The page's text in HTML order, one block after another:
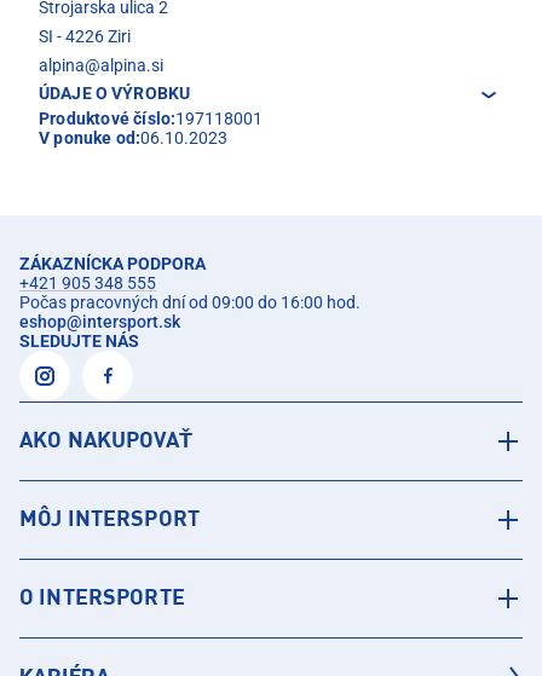
Strojarska ulica 2
SI - 4226 Ziri
alpina@alpina.si
ÚDAJE O VÝROBKU
Produktové číslo:197118001
V ponuke od:06.10.2023
ZÁKAZNÍCKA PODPORA
+421 905 348 555
Počas pracovných dní od 09:00 do 16:00 hod.
eshop@intersport.sk
SLEDUJTE NÁS
AKO NAKUPOVAŤ
MÔJ INTERSPORT
O INTERSPORTE